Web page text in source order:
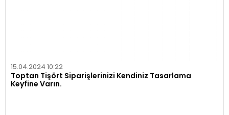
15.04.2024 10:22
Toptan Tişört Siparişlerinizi Kendiniz Tasarlama
Keyfine Varın.